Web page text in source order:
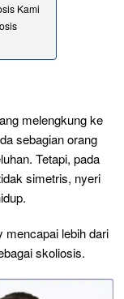
Kami
melengkung ke
sebagian orang
Tetapi, pada
simetris, nyeri
mencapai lebih dari
skoliosis.